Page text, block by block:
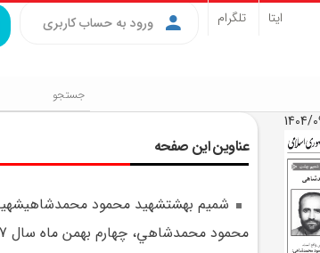
ورود به حساب کاربری ایتا تلگرام
عناوین این صفحه
شميم بهشتشهيد محمود